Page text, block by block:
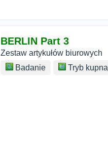
BERLIN Part 3
Zestaw artykułów biurowych
Badanie
Tryb kupna